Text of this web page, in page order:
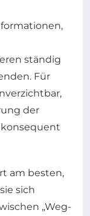
ständig
Für
der
am besten,
sich
„Weg-